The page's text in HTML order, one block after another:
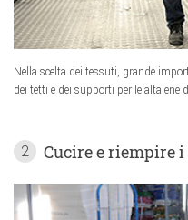
Nella scelta dei tessuti, grande
dei tetti e dei supporti per le altalene
2 Cucire e riempire